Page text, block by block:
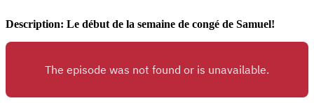
Description: Le début de la semaine de congé de Samuel!